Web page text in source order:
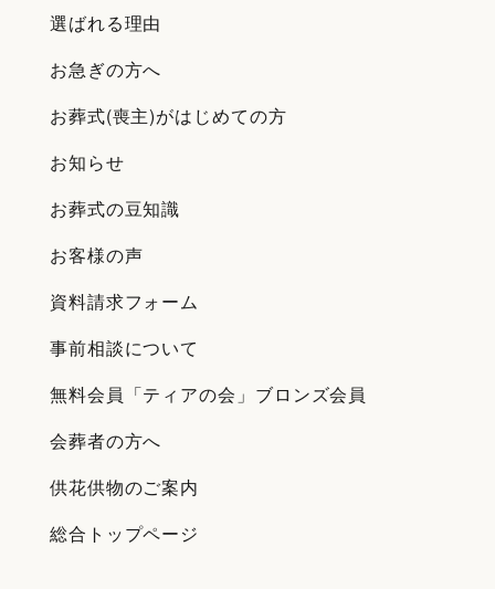
選ばれる理由
お急ぎの方へ
お葬式(喪主)がはじめての方
お知らせ
お葬式の豆知識
お客様の声
資料請求フォーム
事前相談について
無料会員「ティアの会」ブロンズ会員
会葬者の方へ
供花供物のご案内
総合トップページ